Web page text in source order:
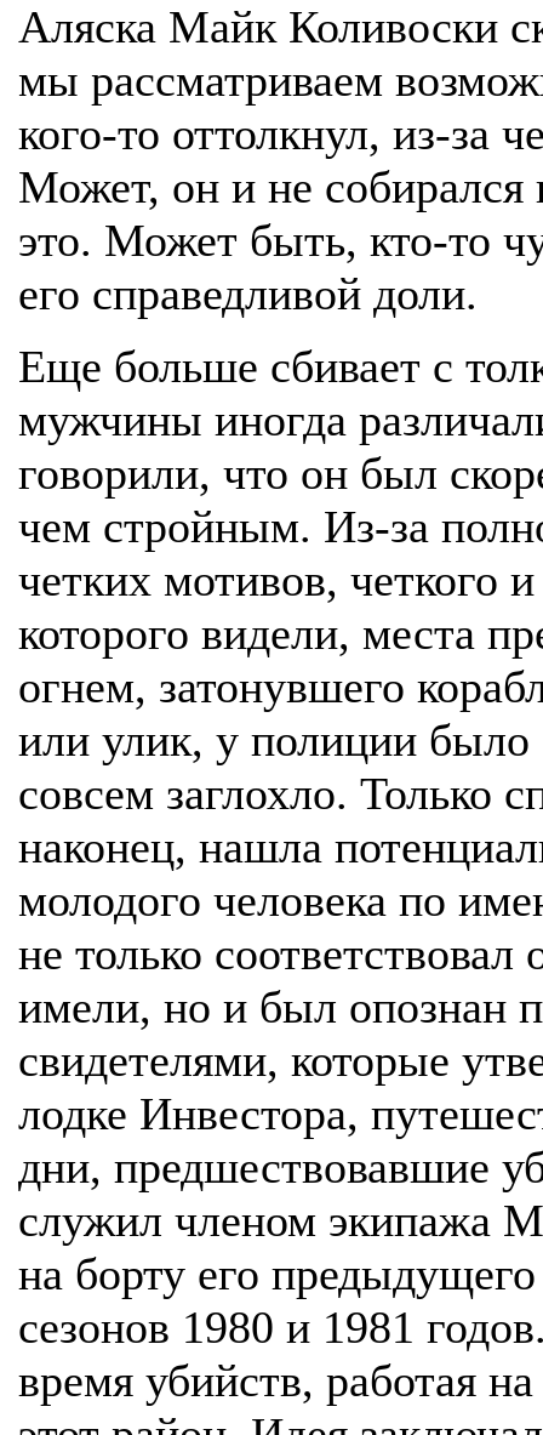
Аляска Майк Коливоски
мы рассматриваем
кого-то оттолкнул, из-за
Может, он и не собирался
это. Может быть, кто-то
его справедливой доли.
Еще больше сбивает с
мужчины иногда
говорили, что он был
чем стройным. Из-за
четких мотивов, четкого
которого видели, места
огнем, затонувшего
или улик, у полиции
совсем заглохло. Только
наконец, нашла
молодого человека по
не только
имели, но и был опознан
свидетелями, которые
лодке Инвестора,
дни, предшествовавшие
служил членом экипажа
на борту его
сезонов 1980 и 1981
время убийств, работая